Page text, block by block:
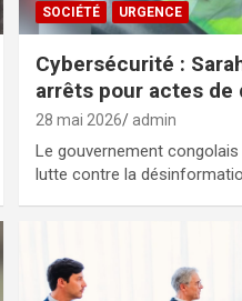
SOCIÉTÉ URGENCE
Cybersécurité :
arrêts pour actes de
28 mai 2026 admin
Le gouvernement
lutte contre la